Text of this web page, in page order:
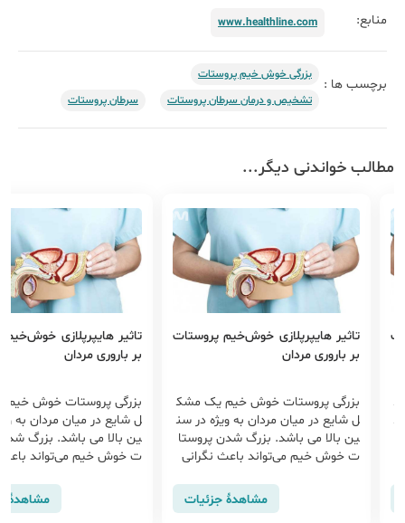
منابع: www.healthline.com
برچسب ها :
​بزرگی خوش خیم پروستات
تشخیص و درمان سرطان پروستات
سرطان پروستات
مطالب خواندنی دیگر...
تاثیر هایپرپلازی خوش‌خیم پروستات
بر باروری مردان
بزرگی پروستات خوش خیم یک مشک
ل شایع در میان مردان به ویژه در سن
ین بالا می باشد. بزرگ شدن پروستا
ت خوش خیم می‌تواند باعث نگرانی
مشاهدهٔ جزئیات
تاثیر هایپرپلازی
بر باروری مردان
بزرگی پروستات خوش
ل شایع در میان مردان به
ین بالا می باشد. بزرگ
ت خوش خیم می‌تواند باعث
مشاهدهٔ